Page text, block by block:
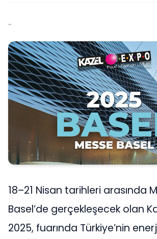
..
18–21 Nisan tarihleri arasında
Basel’de gerçekleşecek olan
2025, fuarında Türkiye’nin